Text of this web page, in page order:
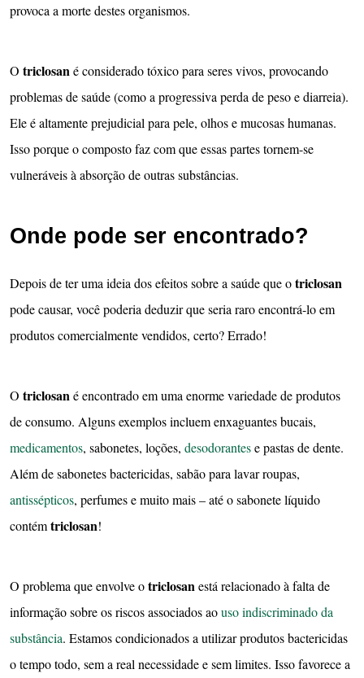
provoca a morte destes organismos.
O triclosané considerado tóxico para seres vivos, provocando
problemas de saúde (como a progressiva perda de peso e diarreia).
Ele é altamente prejudicial para pele, olhos e mucosas humanas.
Isso porque o composto faz com que essas partes tornem-se
vulneráveis à absorção de outras substâncias.
Onde pode ser encontrado?
Depois de ter uma ideia dos efeitos sobre a saúde que otriclosan
pode causar, você poderia deduzir que seria raro encontrá-lo em
produtos comercialmente vendidos, certo? Errado!
O triclosané encontrado em uma enorme variedade de produtos
de consumo. Alguns exemplos incluem enxaguantes bucais,
medicamentos, sabonetes, loções, desodorantese pastas de dente.
Além de sabonetes bactericidas, sabão para lavar roupas,
antissépticos, perfumes e muito mais – até o sabonete líquido
contémtriclosan!
O problema que envolve otriclosanestá relacionado à falta de
informação sobre os riscos associados aouso indiscriminado da
substância. Estamos condicionados a utilizar produtos bactericidas
o tempo todo, sem a real necessidade e sem limites. Isso favorece a